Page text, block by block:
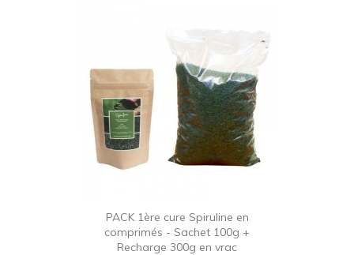
PACK 1ère cure Spiruline en
comprimés - Sachet 100g +
Recharge 300g en vrac